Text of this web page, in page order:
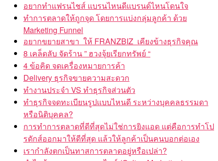
อยากทำแฟรนไชส์ แบรนไหนดีแบรนด์ไหนโดนใจ
ทำการตลาดให้ถูกจุด โดยการแบ่งกลุ่มลูกค้า ด้วย
Marketing Funnel
อยากขยายสาขา ให้ FRANZBIZ เคียงข้างธุรกิจคุณ
8 เคล็ดลับ จัดร้าน ” ฮวงจุ้ยเรียกทรัพย์ “
4 ข้อคิด จดเครื่องหมายการค้า
Delivery ธุรกิจขายความสะดวก
ทำงานประจำ VS ทำธุรกิจส่วนตัว
ทำธุรกิจจดทะเบียนรูปแบบไหนดี ระหว่างบุคคลธรรมดา
หรือนิติบุคคล?
การทำการตลาดที่ดีที่สุดไม่ใช่การยิงแอด แต่คือการทำโป
รดักส์ออกมาให้ดีที่สุด แล้วให้ลูกค้าเป็นคนบอกต่อเอง
เรากำลังตกเป็นทาสการตลาดอยู่หรือเปล่า?